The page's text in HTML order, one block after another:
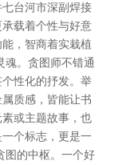
台河市深副焊接
载着个性与好意
，智商着实栽植
魂。贪图师不错通
性化的抒发。举
质感，皆能让书
或主题故事，也
个标志，更是一
图的中枢。一个好